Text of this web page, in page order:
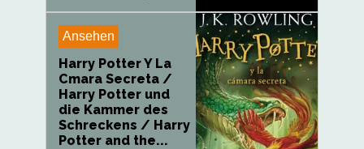
Ansehen
Harry Potter Y La
Cmara Secreta /
Harry Potter und
die Kammer des
Schreckens / Harry
Potter and the...